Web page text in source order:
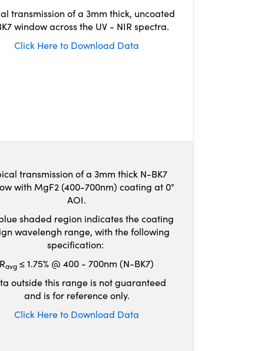
transmission of a 3mm thick, uncoated
window across the UV - NIR spectra.
Click Here to Download Data
transmission of a 3mm thick N-BK7
with MgF2 (400-700nm) coating at 0°
AOI.
shaded region indicates the coating
wavelengh range, with the following
specification:
Ravg ≤ 1.75% @ 400 - 700nm (N-BK7)
outside this range is not guaranteed
and is for reference only.
Click Here to Download Data